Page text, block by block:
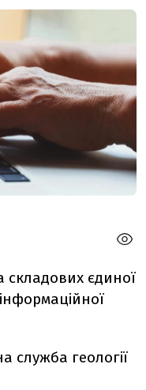
складових єдиної
служба геології